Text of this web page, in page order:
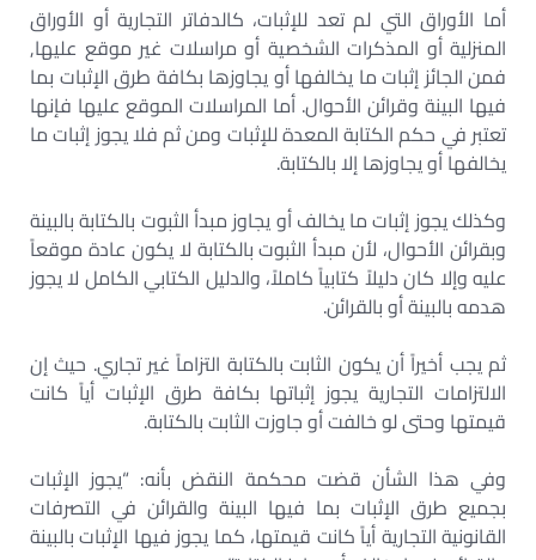
أما الأوراق التي لم تعد للإثبات، كالدفاتر التجارية أو الأوراق
المنزلية أو المذكرات الشخصية أو مراسلات غير موقع عليها,
فمن الجائز إثبات ما يخالفها أو يجاوزها بكافة طرق الإثبات بما
فيها البينة وقرائن الأحوال. أما المراسلات الموقع عليها فإنها
تعتبر في حكم الكتابة المعدة للإثبات ومن ثم فلا يجوز إثبات ما
يخالفها أو يجاوزها إلا بالكتابة.
وكذلك يجوز إثبات ما يخالف أو يجاوز مبدأ الثبوت بالكتابة بالبينة
وبقرائن الأحوال، لأن مبدأ الثبوت بالكتابة لا يكون عادة موقعاً
عليه وإلا كان دليلاً كتابياً كاملاً، والدليل الكتابي الكامل لا يجوز
هدمه بالبينة أو بالقرائن.
ثم يجب أخيراً أن يكون الثابت بالكتابة التزاماً غير تجاري. حيث إن
الالتزامات التجارية يجوز إثباتها بكافة طرق الإثبات أياً كانت
قيمتها وحتى لو خالفت أو جاوزت الثابت بالكتابة.
وفي هذا الشأن قضت محكمة النقض بأنه: “يجوز الإثبات
بجميع طرق الإثبات بما فيها البينة والقرائن في التصرفات
القانونية التجارية أياً كانت قيمتها، كما يجوز فيها الإثبات بالبينة